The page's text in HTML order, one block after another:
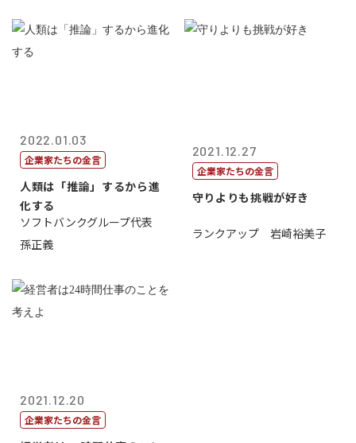
2022.01.03
企業家たちの金言
人類は「推論」するから進
化する
ソフトバンクグループ代表
孫正義
2021.12.27
企業家たちの金言
守りよりも挑戦が好き
ランクアップ 岩崎裕美子
2021.12.20
企業家たちの金言